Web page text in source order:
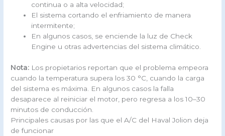
continua o a alta velocidad;
El sistema cortando el enfriamiento de manera
intermitente;
En algunos casos, se enciende la luz de Check
Engine u otras advertencias del sistema climático.
Nota: Los propietarios reportan que el problema empeora
cuando la temperatura supera los 30 °C, cuando la carga
del sistema es máxima. En algunos casos la falla
desaparece al reiniciar el motor, pero regresa a los 10–30
minutos de conducción.
Principales causas por las que el A/C del Haval Jolion deja
de funcionar